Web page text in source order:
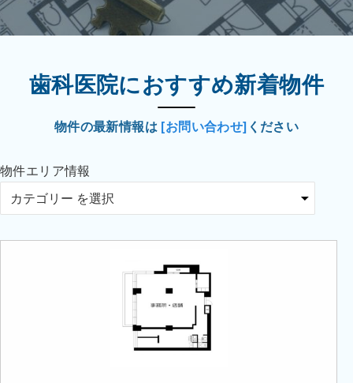
歯科医院におすすめ新着物件
物件の最新情報は [お問い合わせ] ください
物件エリア情報